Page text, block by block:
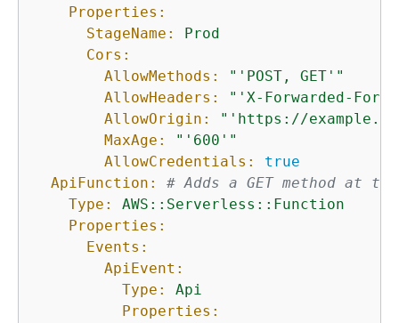
Properties:
StageName:
Prod
Cors:
AllowMethods:
"'POST, GET'"
AllowHeaders:
"'X-Forwarded-For'"
AllowOrigin:
"'https://
MaxAge:
"'600'"
AllowCredentials:
true
ApiFunction:
# Adds a GET method at
Type:
AWS::Serverless::Function
Properties:
Events:
ApiEvent:
Type:
Api
Properties: